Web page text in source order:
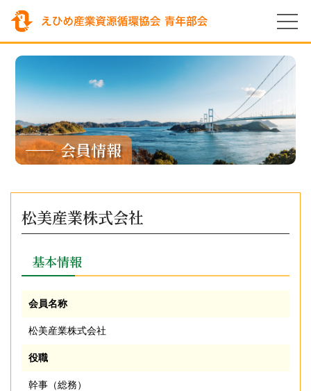
会員情報
松美産業株式会社
基本情報
会員名称
松美産業株式会社
役職
幹事（総務）